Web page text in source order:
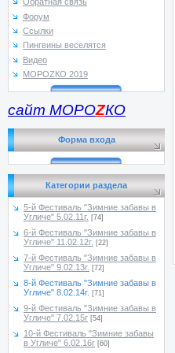
Форум
Ссылки
Пингвины веселятся
Видео
МОРОZКО 2019
сайт МОРОZКО
Форма входа
Категории раздела
5-й Фестиваль "Зимние забавы в
Угличе" 5.02.11г. [74]
6-й Фестиваль "Зимние забавы в
Угличе" 11.02.12г. [22]
7-й Фестиваль "Зимние забавы в
Угличе" 9.02.13г. [72]
8-й Фестиваль "Зимние забавы в
Угличе" 8.02.14г. [71]
9-й Фестиваль "Зимние забавы в
Угличе" 7.02.15г [54]
10-й Фестиваль "Зимние забавы
в Угличе" 6.02.16г [60]